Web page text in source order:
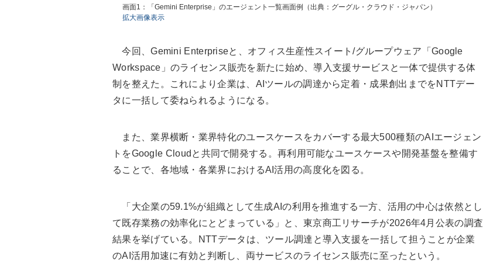
画面1：「Gemini Enterprise」のエージェント一覧画面例（出典：グーグル・クラウド・ジャパン）
拡大画像表示
今回、Gemini Enterpriseと、オフィス生産性スイート/グループウェア「Google
Workspace」のライセンス販売を新たに始め、導入支援サービスと一体で提供する体
制を整えた。これにより企業は、AIツールの調達から定着・成果創出までをNTTデー
タに一括して委ねられるようになる。
また、業界横断・業界特化のユースケースをカバーする最大500種類のAIエージェン
トをGoogle Cloudと共同で開発する。再利用可能なユースケースや開発基盤を整備す
ることで、各地域・各業界におけるAI活用の高度化を図る。
「大企業の59.1%が組織として生成AIの利用を推進する一方、活用の中心は依然とし
て既存業務の効率化にとどまっている」と、東京商工リサーチが2026年4月公表の調査
結果を挙げている。NTTデータは、ツール調達と導入支援を一括して担うことが企業
のAI活用加速に有効と判断し、両サービスのライセンス販売に至ったという。